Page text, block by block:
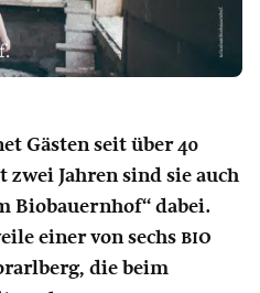
Gästen seit über 40
Jahren sind sie auch
Biobauernhof“ dabei.
einer von sechs bio
die beim